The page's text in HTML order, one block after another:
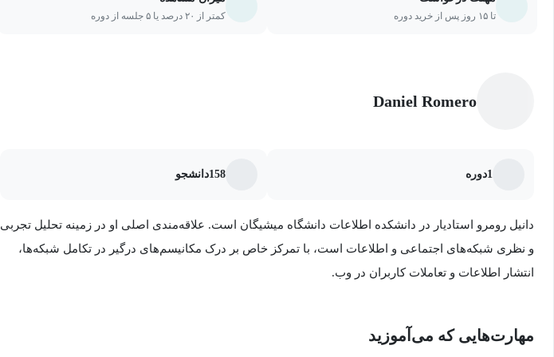
دوره «تحلیل شبکه‌ها با استفاده از NetworkX» به‌طور خاص برای کسانی که دوره‌های مقدماتی «مقدمه‌ای بر
پیش‌بینی تکامل آن‌ها استفاده کنید.
تحقیقاتی و صنعتی از این مهارت‌ها بهره‌برداری کنید و تصمیم‌گیری‌های مبتنی بر داده را در زمینه‌های مختلف
تا ۱۵ روز پس از خرید دوره کمتر از ۲۰ درصد یا ۵ جلسه از دوره
Daniel Romero
1دوره 158دانشجو
دانیل رومرو استادیار در دانشکده اطلاعات دانشگاه میشیگان است. علاقه‌مندی اصلی او در زمینه تحلیل تجربی
و نظری شبکه‌های اجتماعی و اطلاعات است، با تمرکز خاص بر درک مکانیسم‌های درگیر در تکامل شبکه‌ها،
انتشار اطلاعات و تعاملات کاربران در وب.
مهارت‌هایی که می‌آموزید